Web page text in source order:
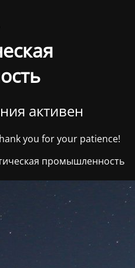
активен
you for your patience!
промышленность